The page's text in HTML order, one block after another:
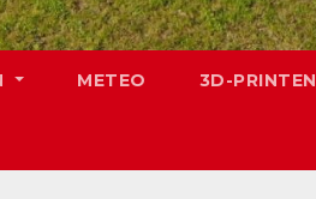
METEO 3D-PRINTEN